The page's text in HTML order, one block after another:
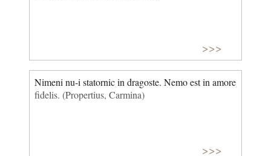
>>>
Nimeni nu-i statornic in dragoste. Nemo est in amore
fidelis. (Propertius, Carmina)
>>>